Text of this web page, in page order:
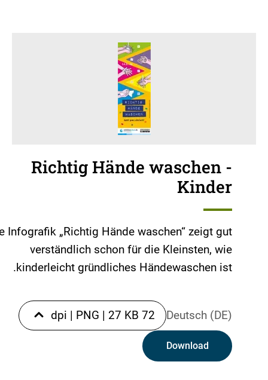
Richtig Hände waschen -
Kinder
Infografik „Richtig Hände waschen“ zeigt gut
verständlich schon für die Kleinsten, wie
kinderleicht gründliches Händewaschen ist.
Deutsch (DE)
72 dpi
| PNG | 27 KB
Download